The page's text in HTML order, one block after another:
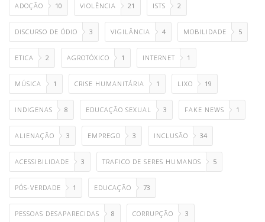
ADOÇÃO 10 VIOLÊNCIA 21 ISTS 2
DISCURSO DE ÓDIO 3 VIGILÂNCIA 4 MOBILIDADE 5
ETICA 2 AGROTÓXICO 1 INTERNET 1
MÚSICA 1 CRISE HUMANITÁRIA 1 LIXO 19
INDIGENAS 8 EDUCAÇÃO SEXUAL 3 FAKE NEWS 1
ALIENAÇÃO 3 EMPREGO 3 INCLUSÃO 34
ACESSIBILIDADE 3 TRAFICO DE SERES HUMANOS 5
PÓS-VERDADE 1 EDUCAÇÃO 73
PESSOAS DESAPARECIDAS 8 CORRUPÇÃO 3